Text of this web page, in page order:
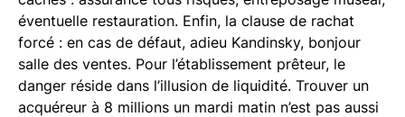
éventuelle restauration. Enfin, la clause de rachat
forcé : en cas de défaut, adieu Kandinsky, bonjour
salle des ventes. Pour l’établissement prêteur, le
danger réside dans l’illusion de liquidité. Trouver un
acquéreur à 8 millions un mardi matin n’est pas aussi